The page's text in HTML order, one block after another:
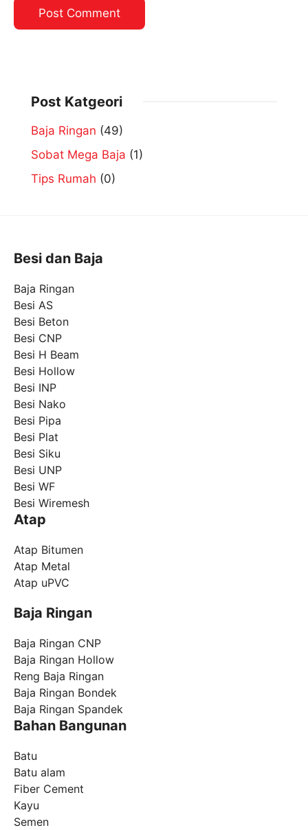
Post Katgeori
Baja Ringan (49)
Sobat Mega Baja (1)
Tips Rumah (0)
Besi dan Baja
Baja Ringan
Besi AS
Besi Beton
Besi CNP
Besi H Beam
Besi Hollow
Besi INP
Besi Nako
Besi Pipa
Besi Plat
Besi Siku
Besi UNP
Besi WF
Besi Wiremesh
Atap
Atap Bitumen
Atap Metal
Atap uPVC
Baja Ringan
Baja Ringan CNP
Baja Ringan Hollow
Reng Baja Ringan
Baja Ringan Bondek
Baja Ringan Spandek
Bahan Bangunan
Batu
Batu alam
Fiber Cement
Kayu
Semen